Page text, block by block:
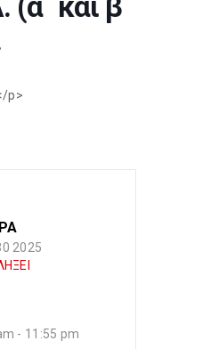
p>
2025
- 11:55 pm